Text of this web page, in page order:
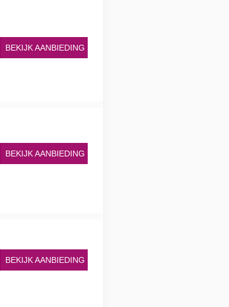
BEKIJK AANBIEDING
BEKIJK AANBIEDING
BEKIJK AANBIEDING